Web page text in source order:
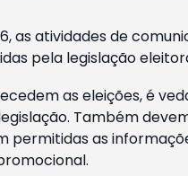
as atividades de
pela legislação
as eleições, é
Também
permitidas as